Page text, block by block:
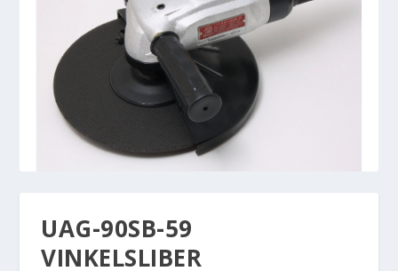
UAG-90SB-59
VINKELSLIBER